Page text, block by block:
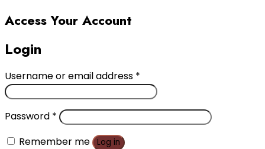
Access Your Account
Login
Username or email address *
Password *
Remember me
Log in